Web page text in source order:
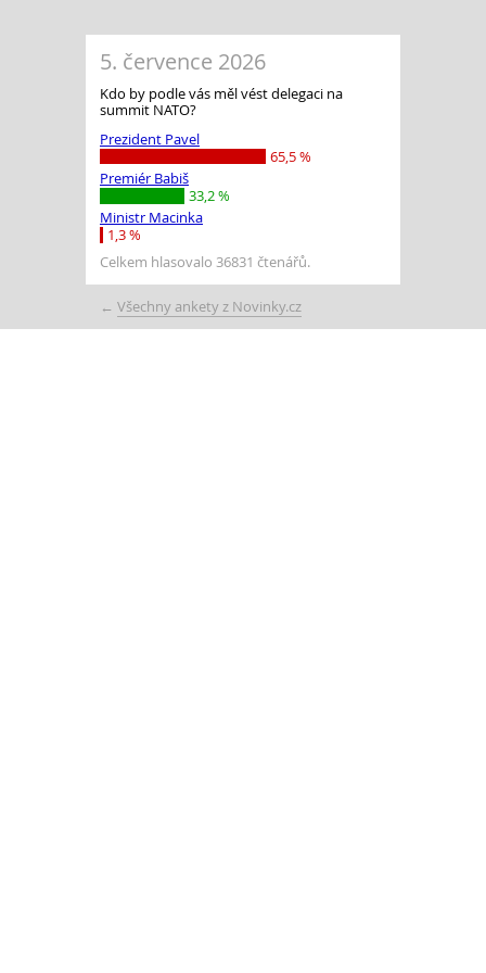
5. července 2026
Kdo by podle vás měl vést delegaci na
summit NATO?
Prezident Pavel
65,5 %
Premiér Babiš
33,2 %
Ministr Macinka
1,3 %
Celkem hlasovalo 36831 čtenářů.
← Všechny ankety z Novinky.cz